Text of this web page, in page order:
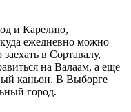
и Карелию,
ежедневно можно
в Сортавалу,
на Валаам, а еще
каньон. В Выборге
город.